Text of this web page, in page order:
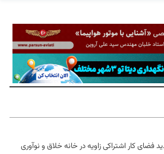
فضای کار اشتراکی زاویه در خانه خلاق و نوآوری